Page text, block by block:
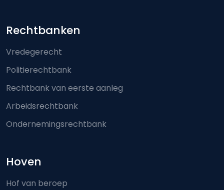
Footer-menu
Rechtbanken
Vredegerecht
Politierechtbank
Rechtbank van eerste aanleg
Arbeidsrechtbank
Ondernemingsrechtbank
Hoven
Hof van beroep